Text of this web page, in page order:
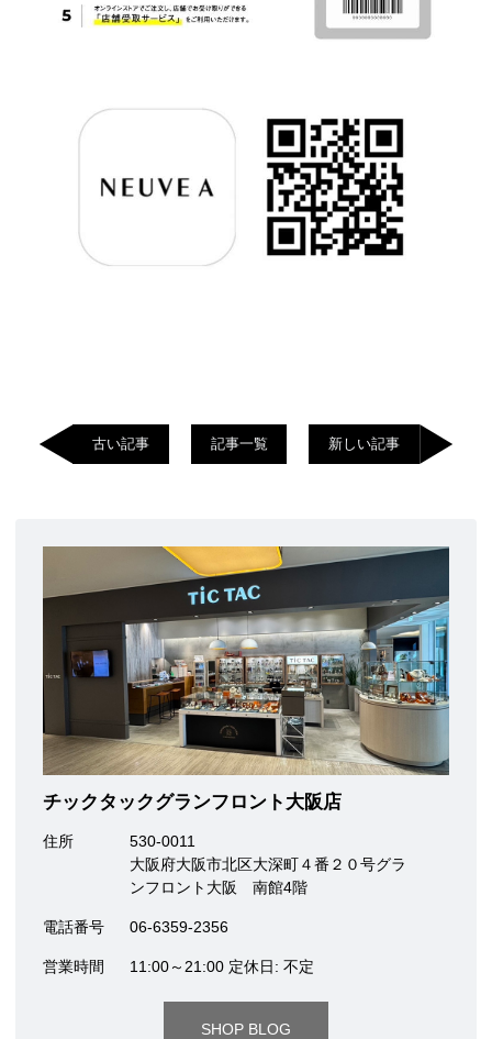
古い記事 記事一覧 新しい記事
チックタックグランフロント大阪店
住所
530-0011
大阪府大阪市北区大深町４番２０号グラ
ンフロント大阪 南館4階
電話番号 06-6359-2356
営業時間 11:00～21:00 定休日: 不定
SHOP BLOG